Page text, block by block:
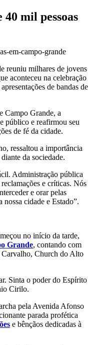
mil pessoas
reuniu milhares de jovens
aconteceu na celebração
de bandas de
Campo Grande, a
público e reafirmou seu
de fé da cidade.
ressaltou a importância
da sociedade.
Administração pública
e críticas. Nós
e orar pelas
nossa cidade e Estado”.
no início da tarde,
Grande, contando com
Carvalho, Church do Alto
Sinta o poder do Espírito
Cirilo.
pela Avenida Afonso
parada profética
e bênçãos dedicadas à